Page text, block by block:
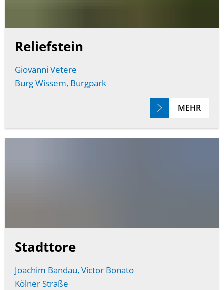
Reliefstein
Giovanni Vetere
Burg Wissem, Burgpark
MEHR
Stadttore
Joachim Bandau, Victor Bonato
Kölner Straße